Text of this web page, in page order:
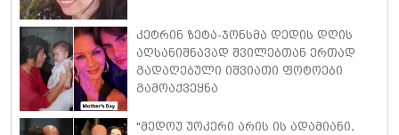
კეტრინ ზეტა-ჯონსმა დედის დღის
აღსანიშნავად შვილებთან ერთად
გადაღებული იშვიათი ფოტოები
გამოაქვეყნა
"მედოუ უოკერი არის ის ადამიანი,